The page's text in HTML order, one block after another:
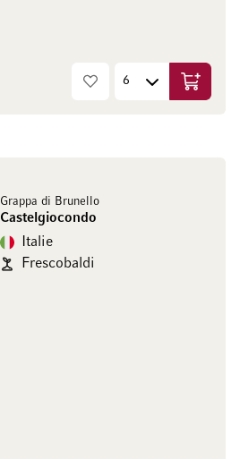
Ajouter
Grappa di Brunello
Castelgiocondo
Italie
Frescobaldi